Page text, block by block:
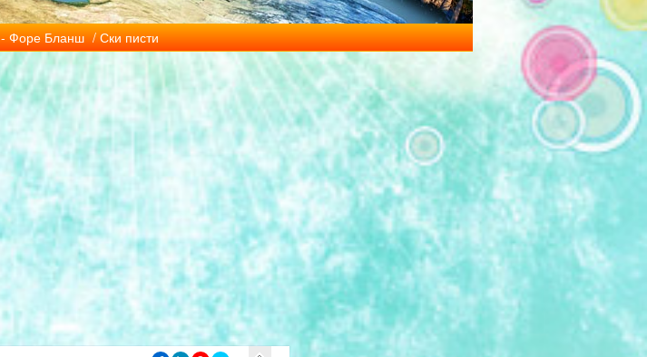
Форе Бланш / Ски писти